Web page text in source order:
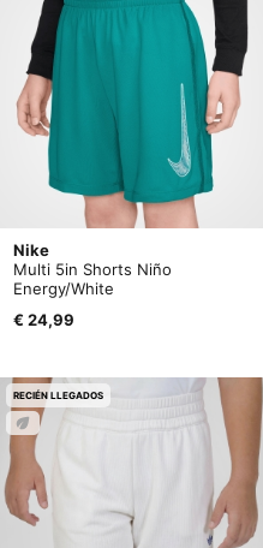
Nike
Multi 5in Shorts Niño
Energy/White
€ 24,99
RECIÉN LLEGADOS